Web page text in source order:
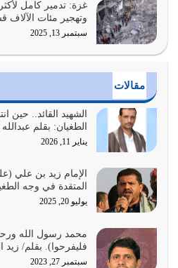
يوليو 26, 2026
أراد الله لهذه الأمة ان تكون خير
الدين الذي شرعه الله لا يجوز أن
واجتهاداتنا لأننا سنختلف ونتفرق
يوليو 24, 2026
أمة عاجزة عن النهوض…
يوليو 23, 2026
بحبل الله جميعاً وليس كل…
يوليو 22, 2026
وتهجير مئات الآلاف
سبتمبر 13, 2025
مقالات
الشهيد القائد.. حين
الطغيان: بقلم
يناير 11, 2026
الإمام زيد بن علي
المتقدة في وجه
يوليو 20, 2025
محمد رسول الله
فليفرحوا). بقلم/ زيد
سبتمبر 27, 2023